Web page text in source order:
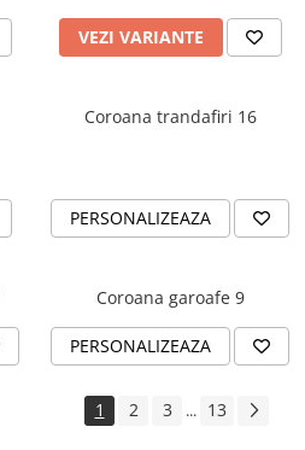
VEZI VARIANTE
Coroana trandafiri 16
PERSONALIZEAZA
Coroana garoafe 9
PERSONALIZEAZA
1 2 3 ... 13